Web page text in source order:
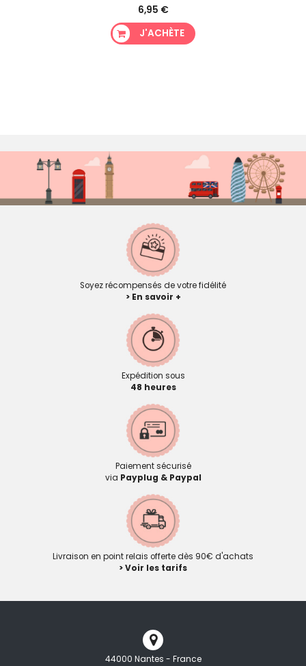
6,95 €
J'ACHÈTE
Soyez récompensés de votre fidélité
> En savoir +
Expédition sous
48 heures
Paiement sécurisé
via Payplug & Paypal
Livraison en point relais offerte dès 90€ d'achats
> Voir les tarifs
44000 Nantes - France